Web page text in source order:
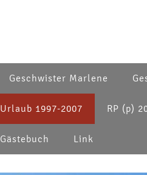
Geschwister Marlene
Urlaub 1997-2007 RP (p)
Gästebuch Link